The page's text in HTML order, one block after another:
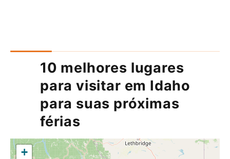
10 melhores lugares
para visitar em Idaho
para suas próximas
férias
+